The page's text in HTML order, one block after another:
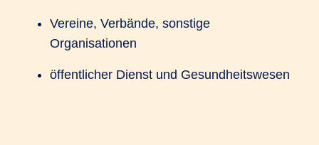
Vereine, Verbände, sonstige
Organisationen
öffentlicher Dienst und Gesundheitswesen